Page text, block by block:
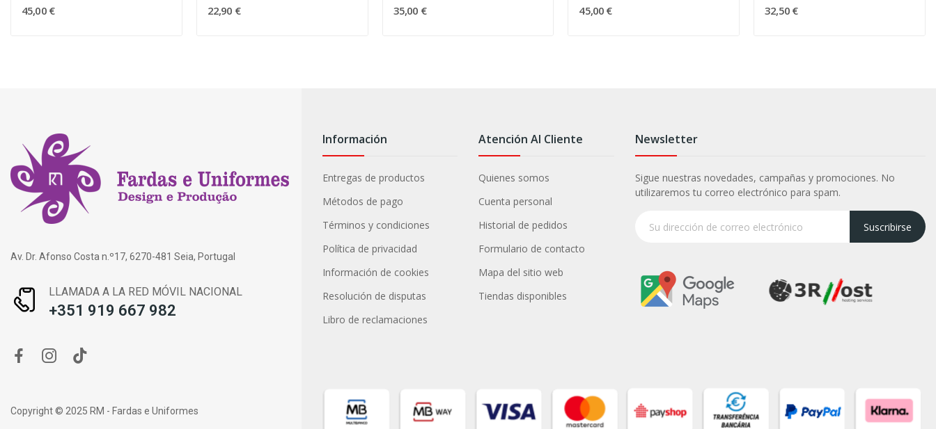
45,00 € 22,90 € 35,00 € 45,00 € 32,50 €
Av. Dr. Afonso Costa n.º17, 6270-481 Seia, Portugal
LLAMADA A LA RED MÓVIL NACIONAL
+351 919 667 982
Información
Entregas de productos
Métodos de pago
Términos y condiciones
Política de privacidad
Información de cookies
Resolución de disputas
Libro de reclamaciones
Atención Al Cliente
Quienes somos
Cuenta personal
Historial de pedidos
Formulario de contacto
Mapa del sitio web
Tiendas disponibles
Newsletter
Sigue nuestras novedades, campañas y promociones. No
utilizaremos tu correo electrónico para spam.
Suscribirse
Copyright © 2025 RM - Fardas e Uniformes